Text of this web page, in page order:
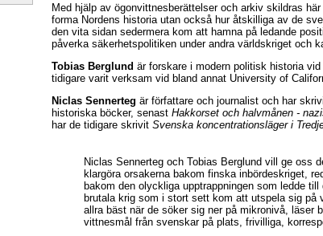
Med hjälp av ögonvittnesberättelser och arkiv skildras
forma Nordens historia utan också hur åtskilliga av de
den vita sidan sedermera kom att hamna på ledande
påverka säkerhetspolitiken under andra världskriget och
Tobias Berglund är forskare i modern politisk historia
tidigare varit verksam vid bland annat University of
Niclas Sennerteg är författare och journalist och har
historiska böcker, senast Hakkorset och halvmånen -
har de tidigare skrivit Svenska koncentrationsläger i
Niclas Sennerteg och Tobias Berglund vill ge oss
klargöra orsakerna bakom finska inbördeskriget,
bakom den olyckliga upptrappningen som ledde
brutala krig som i stort sett kom att utspela sig på
allra bäst när de söker sig ner på mikronivå, läser
vittnesmål från svenskar på plats, frivilliga,